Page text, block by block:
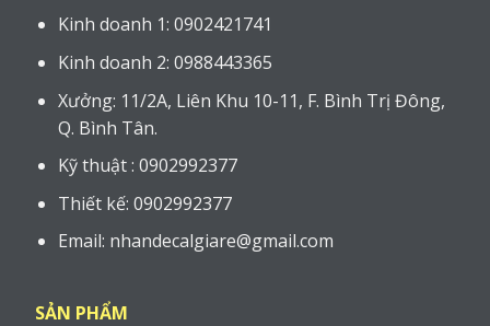
Kinh doanh 1: 0902421741
Kinh doanh 2: 0988443365
Xưởng: 11/2A, Liên Khu 10-11, F. Bình Trị Đông,
Q. Bình Tân.
Kỹ thuật : 0902992377
Thiết kế: 0902992377
Email: nhandecalgiare@gmail.com
SẢN PHẨM